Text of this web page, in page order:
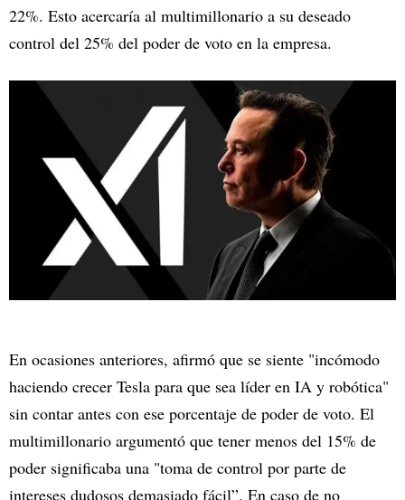
22%. Esto acercaría al multimillonario a su deseado
control del 25% del poder de voto en la empresa.
En ocasiones anteriores, afirmó que se siente "incómodo
haciendo crecer Tesla para que sea líder en IA y robótica"
sin contar antes con ese porcentaje de poder de voto. El
multimillonario argumentó que tener menos del 15% de
poder significaba una "toma de control por parte de
intereses dudosos demasiado fácil”. En caso de no